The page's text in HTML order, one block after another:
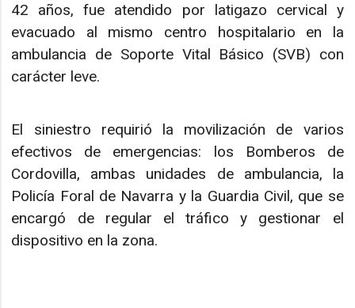
42 años, fue atendido por latigazo cervical y
evacuado al mismo centro hospitalario en la
ambulancia de Soporte Vital Básico (SVB) con
carácter leve.
El siniestro requirió la movilización de varios
efectivos de emergencias: los Bomberos de
Cordovilla, ambas unidades de ambulancia, la
Policía Foral de Navarra y la Guardia Civil, que se
encargó de regular el tráfico y gestionar el
dispositivo en la zona.